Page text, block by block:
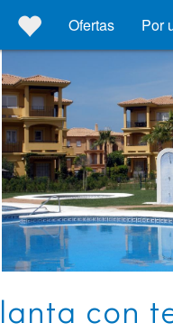
Ofertas Por
con